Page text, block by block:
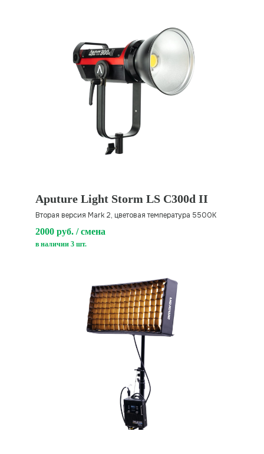
Aputure Light Storm LS C300d II
Вторая версия Mark 2, цветовая температура 5500К
2000 руб. / смена
в наличии 3 шт.